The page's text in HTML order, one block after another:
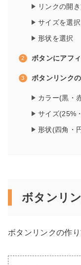
リンクの開
サイズを選択
形状を選択
ボタンにアフ
ボタンリンク
カラー(黒・
サイズ(25%
形状(四角・
ボタンリ
ボタンリンクの作